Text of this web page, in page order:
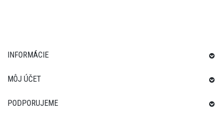
INFORMÁCIE
MÔJ ÚČET
PODPORUJEME